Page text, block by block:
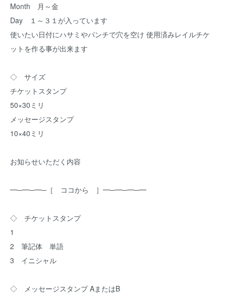
Month 月～金
Day １～３１が入っています
使いたい日付にハサミやパンチで穴を空け 使用済みレイルチケ
ットを作る事が出来ます
◇ サイズ
チケットスタンプ
50×30ミリ
メッセージスタンプ
10×40ミリ
お知らせいただく内容
━─━─━─［ ココから ］━─━─━─━
◇ チケットスタンプ
1
2 筆記体 単語
3 イニシャル
◇ メッセージスタンプ AまたはB